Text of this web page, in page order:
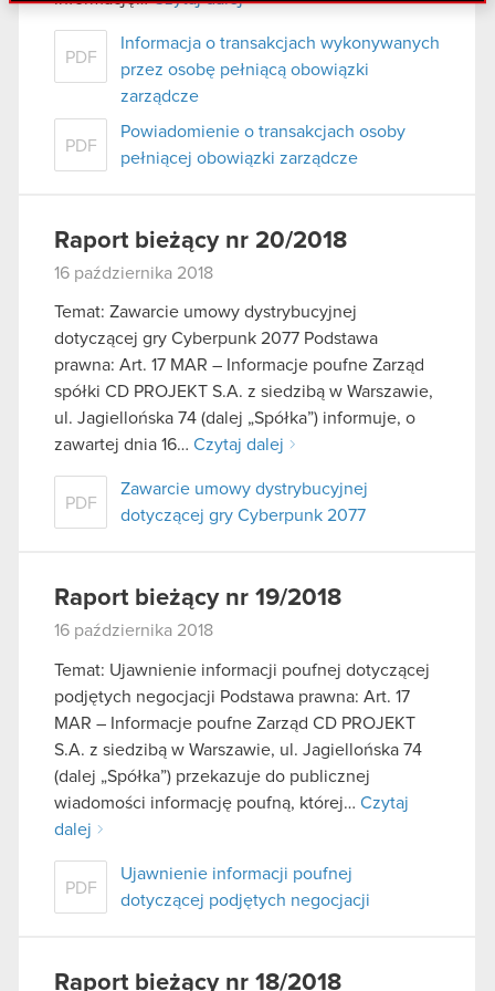
danymi otrzymanymi od Ciebie lub uzyskanymi
podczas korzystania z ich usług. Kontynuując
korzystanie z naszej witryny, zgadasz się na
używanie plików cookie.
PDF
Informacja o transakcjach wykonywanych
przez osobę pełniącą obowiązki
zarządcze
PDF
Powiadomienie o transakcjach osoby
pełniącej obowiązki zarządcze
Raport bieżący nr 20/2018
16 października 2018
Temat: Zawarcie umowy dystrybucyjnej
dotyczącej gry Cyberpunk 2077 Podstawa
prawna: Art. 17 MAR – Informacje poufne Zarząd
spółki CD PROJEKT S.A. z siedzibą w Warszawie,
ul. Jagiellońska 74 (dalej „Spółka”) informuje, o
zawartej dnia 16… Czytaj dalej
PDF
Zawarcie umowy dystrybucyjnej
dotyczącej gry Cyberpunk 2077
Raport bieżący nr 19/2018
16 października 2018
Temat: Ujawnienie informacji poufnej dotyczącej
podjętych negocjacji Podstawa prawna: Art. 17
MAR – Informacje poufne Zarząd CD PROJEKT
S.A. z siedzibą w Warszawie, ul. Jagiellońska 74
(dalej „Spółka”) przekazuje do publicznej
wiadomości informację poufną, której… Czytaj
dalej
PDF
Ujawnienie informacji poufnej
dotyczącej podjętych negocjacji
Raport bieżący nr 18/2018